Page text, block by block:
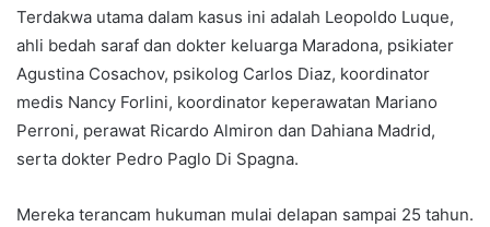
Terdakwa utama dalam kasus ini adalah Leopoldo Luque,
ahli bedah saraf dan dokter keluarga Maradona, psikiater
Agustina Cosachov, psikolog Carlos Diaz, koordinator
medis Nancy Forlini, koordinator keperawatan Mariano
Perroni, perawat Ricardo Almiron dan Dahiana Madrid,
serta dokter Pedro Paglo Di Spagna.
Mereka terancam hukuman mulai delapan sampai 25 tahun.